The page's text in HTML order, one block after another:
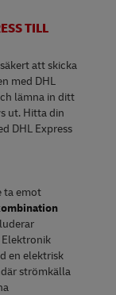
TILL
att skicka
med DHL
lämna in ditt
ut. Hitta din
DHL Express
ta emot
en elektrisk
strömkälla